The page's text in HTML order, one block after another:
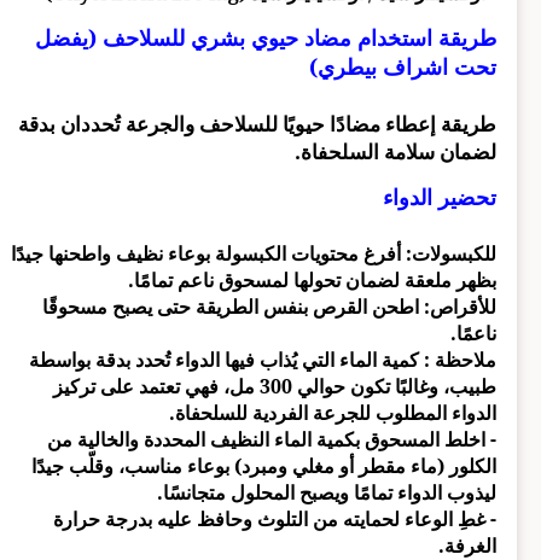
طريقة استخدام مضاد حيوي بشري للسلاحف (يفضل
تحت اشراف بيطري)
طريقة إعطاء مضادًا حيويًا للسلاحف والجرعة تُحددان بدقة
لضمان سلامة السلحفاة.
تحضير الدواء
للكبسولات: أفرغ محتويات الكبسولة بوعاء نظيف واطحنها جيدًا
بظهر ملعقة لضمان تحولها لمسحوق ناعم تمامًا.
للأقراص: اطحن القرص بنفس الطريقة حتى يصبح مسحوقًا
ناعمًا.
ملاحظة : كمية الماء التي يُذاب فيها الدواء تُحدد بدقة بواسطة
طبيب، وغالبًا تكون حوالي 300 مل، فهي تعتمد على تركيز
الدواء المطلوب للجرعة الفردية للسلحفاة.
- اخلط المسحوق بكمية الماء النظيف المحددة والخالية من
الكلور (ماء مقطر أو مغلي ومبرد) بوعاء مناسب، وقلّب جيدًا
ليذوب الدواء تمامًا ويصبح المحلول متجانسًا.
- غطِ الوعاء لحمايته من التلوث وحافظ عليه بدرجة حرارة
الغرفة.